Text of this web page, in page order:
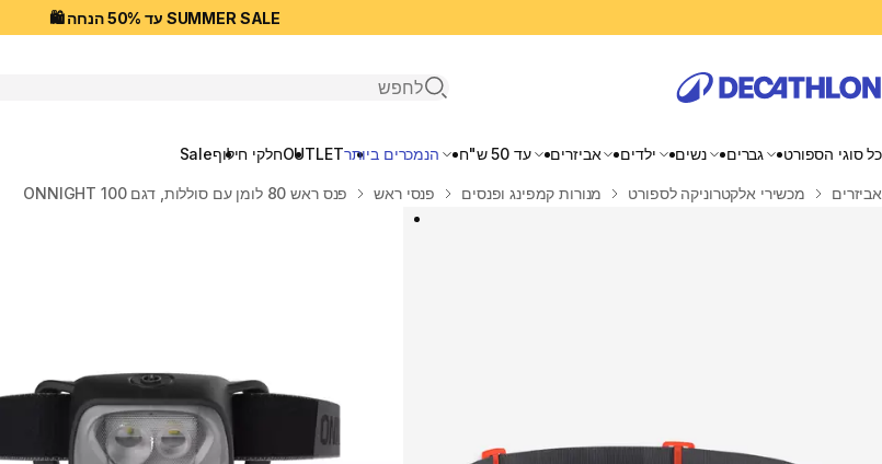
SUMMER SALE עד 50% הנחה 🛍️
פתיחת חיפוש
כל סוגי הספורט גברים נשים ילדים אביזרים עד 50 ש"ח הנמכרים ביותרOUTLETחלקי חילוףSale
בית
אביזרים מכשירי אלקטרוניקה לספורט מנורות קמפינג ופנסים פנסי ראש פנס ראש 80 לומן עם סוללות, דגם ONNIGHT 100